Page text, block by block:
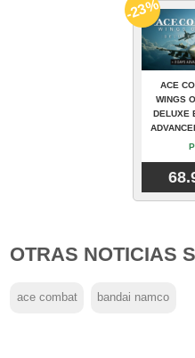
ACE
WINGS
DELUXE
-23%
OTRAS NOTICIAS
ace combat bandai namco